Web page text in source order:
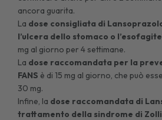
ancora guarita.
La dose consigliata di
l’ulcera dello stomaco o
mg al giorno per 4 settimane.
La dose raccomandata per la
FANS è di 15 mg al giorno, che può
30 mg.
Infine, la dose raccomandata di
trattamento della sindrome di